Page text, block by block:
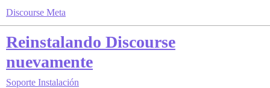
Discourse Meta
Reinstalando Discourse
nuevamente
Soporte Instalación